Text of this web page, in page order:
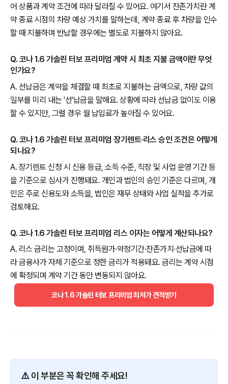
어 상품과 계약 조건에 따라 달라질 수 있어요. 여기서 잔존가치란 계
약 종료 시점의 차량 예상 가치를 말하는데, 계약 종료 후 차량을 인수
할 때 지불하며 반납할 경우에는 별도로 지불하지 않아요.
Q. 코나 1.6 가솔린 터보 프리미엄 계약 시 최초 지불 금액이란 무엇
인가요?
A. 선납금은 계약을 체결할 때 최초로 지불하는 금액으로, 차량 값의
일부를 미리 내는 '선'납금을 말해요. 상황에 따라 선납금 없이도 이용
할 수 있지만, 그럴 경우 월 납입료가 높아질 수 있어요.
Q. 코나 1.6 가솔린 터보 프리미엄 장기렌트·리스 승인 조건은 어떻게
되나요?
A. 장기렌트 신청 시 신용 등급, 소득 수준, 직장 및 사업 운영 기간 등
을 기준으로 심사가 진행돼요. 개인과 법인의 승인 기준은 다르며, 개
인은 주로 신용도와 소득을, 법인은 재무 상태와 사업 실적을 추가로
검토해요.
Q. 코나 1.6 가솔린 터보 프리미엄 리스 이자는 어떻게 계산되나요?
A. 리스 금리는 고정이며, 취득원가·약정기간·잔존가치·선납금에 따
라 금융사가 자체 기준으로 정한 금리가 적용돼요. 금리는 계약 시점
에 확정되며 계약 기간 동안 변동되지 않아요.
코나 1.6 가솔린 터보 프리미엄 최저가 견적받기
⚠️ 이 부분은 꼭 확인해 주세요!